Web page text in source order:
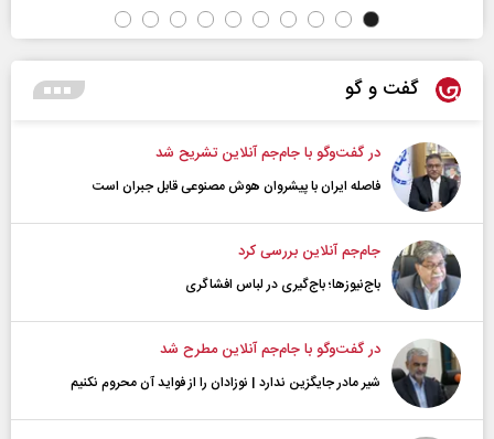
گفت و گو
در گفت‌و‌گو با جام‌جم آنلاین تشریح شد
فاصله ایران با پیشرو‌ان هوش مصنوعی قابل جبران است
جام‌جم آنلاین بررسی کرد
باج‌نیوزها؛ باج‌گیری در لباس افشاگری
در گفت‌و‌گو با جام‌جم آنلاین مطرح شد
شیر مادر جایگزین ندارد | نوزادان را از فواید آن محروم نکنیم